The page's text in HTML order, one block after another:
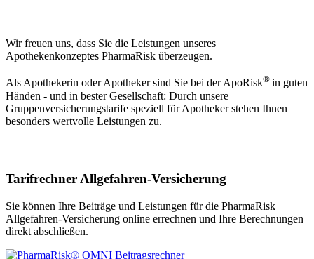
Wir freuen uns, dass Sie die Leistungen unseres
Apothekenkonzeptes PharmaRisk überzeugen.
Als Apothekerin oder Apotheker sind Sie bei der ApoRisk® in guten
Händen - und in bester Gesellschaft: Durch unsere
Gruppenversicherungstarife speziell für Apotheker stehen Ihnen
besonders wertvolle Leistungen zu.
Tarifrechner Allgefahren-Versicherung
Sie können Ihre Beiträge und Leistungen für die PharmaRisk
Allgefahren-Versicherung online errechnen und Ihre Berechnungen
direkt abschließen.